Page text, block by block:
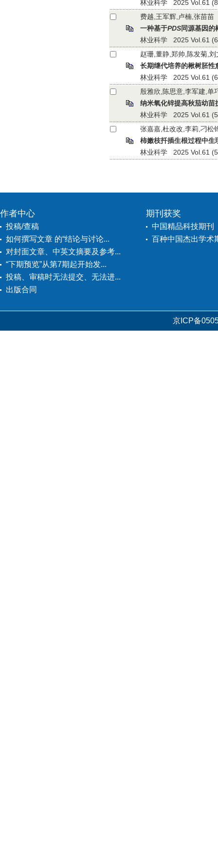
林业科学 2025 Vol.61
费越,王军辉,卢楠,张苗苗
一种基于PDS同源基因的
林业科学 2025 Vol.61
赵珊,董静,郑帅,陈发菊,刘
长期继代培养的楸树胚
林业科学 2025 Vol.61
殷雅欣,陈思意,李军建,单
纳米氧化锌提高秋茄幼苗
林业科学 2025 Vol.61
张嘉嘉,杜改改,李莉,刁松
柿嫩枝扦插生根过程中生
林业科学 2025 Vol.61
作者中心
投稿/查稿
如何撰写文章 的“结论与讨论...
对封面文章、中英文摘要及参考...
“下期预览”从第7期起开始发...
投稿、审稿时无法提交、无法进...
出版合同
期刊获奖
中国精品科技期刊
百种中国杰出学术
京ICP备